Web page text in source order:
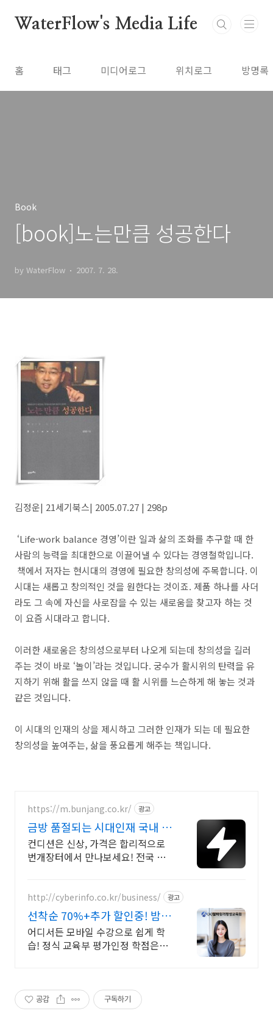
WaterFlow's Media Life
홈 태그 미디어로그 위치로그 방명록
Book
[book]노는만큼 성공한다
by WaterFlow 2007. 7. 28.
김정운| 21세기북스| 2005.07.27 | 298p
‘Life-work balance 경영’이란 일과 삶의 조화를 추구할 때 한
사람의 능력을 최대한으로 이끌어낼 수 있다는 경영철학입니다.
책에서 저자는 현시대의 경영에 필요한 창의성에 주목합니다. 이
시대는 새롭고 창의적인 것을 원한다는 것이죠. 제품 하나를 사더
라도 그 속에 자신을 사로잡을 수 있는 새로움을 찾고자 하는 것
이 요즘 시대라고 합니다.
이러한 새로움은 창의성으로부터 나오게 되는데 창의성을 길러
주는 것이 바로 ‘놀이’라는 것입니다. 궁수가 활시위의 탄력을 유
지하기 위해 활을 쓰지 않을 때 활 시위를 느슨하게 해 놓는 것과
같은 것입니다.
이 시대의 인재의 상을 제시하고 그러한 인재가 되는 데 필요한
창의성을 높여주는, 삶을 풍요롭게 해주는 책입니다.
https://m.bunjang.co.kr/ 광고
금방 품절되는 시대인재 국내 최
대 브랜드 중고거래
컨디션은 신상, 가격은 합리적으로
번개장터에서 만나보세요! 전국 각
드
http://cyberinfo.co.kr/business/ 광고
선착순 70%+추가 할인중! 밤 9
시까지 상담가능!
어디서든 모바일 수강으로 쉽게 학
습! 정식 교육부 평가인정 학점은행
공감 구독하기